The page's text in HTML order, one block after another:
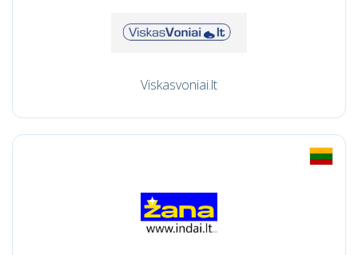
Viskasvoniai.lt